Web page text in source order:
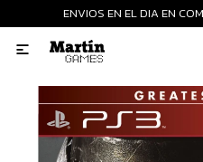
ENVIOS EN EL DIA EN

Consolas nuevas